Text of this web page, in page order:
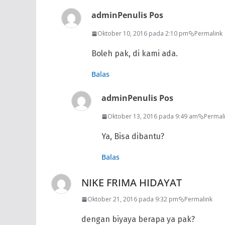
adminPenulis Pos
Oktober 10, 2016 pada 2:10 pm Permalink
Boleh pak, di kami ada.
Balas
adminPenulis Pos
Oktober 13, 2016 pada 9:49 am
Ya, Bisa dibantu?
Balas
NIKE FRIMA HIDAYAT
Oktober 21, 2016 pada 9:32 pm Permalink
dengan biyaya berapa ya pak?